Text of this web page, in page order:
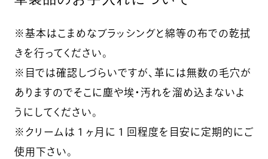
※基本はこまめなブラッシングと綿等の布での乾拭
きを行ってください。
※目では確認しづらいですが、革には無数の毛穴が
ありますのでそこに塵や埃・汚れを溜め込まないよ
うにしてください。
※クリームは１ヶ月に１回程度を目安に定期的にご
使用下さい。